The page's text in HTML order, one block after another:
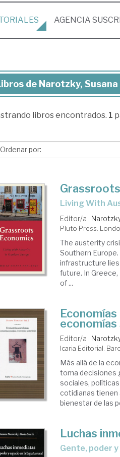
AGENCIA
de Narotzky, Susana
libros encontrados. 1
Living With
Editor/a .
Pluto Press.
The austerity
Southern
infrastructure
future. In Greece,
of ...
Editor/a .
Icaria Editorial.
Más allá de la
toma decisiones
sociales,
cotidianas
bienestar de las
Luchas
gente, poder